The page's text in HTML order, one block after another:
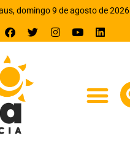
domingo 9 de agosto de 2026